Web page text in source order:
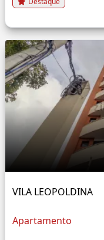
VILA LEOPOLDINA
Apartamento